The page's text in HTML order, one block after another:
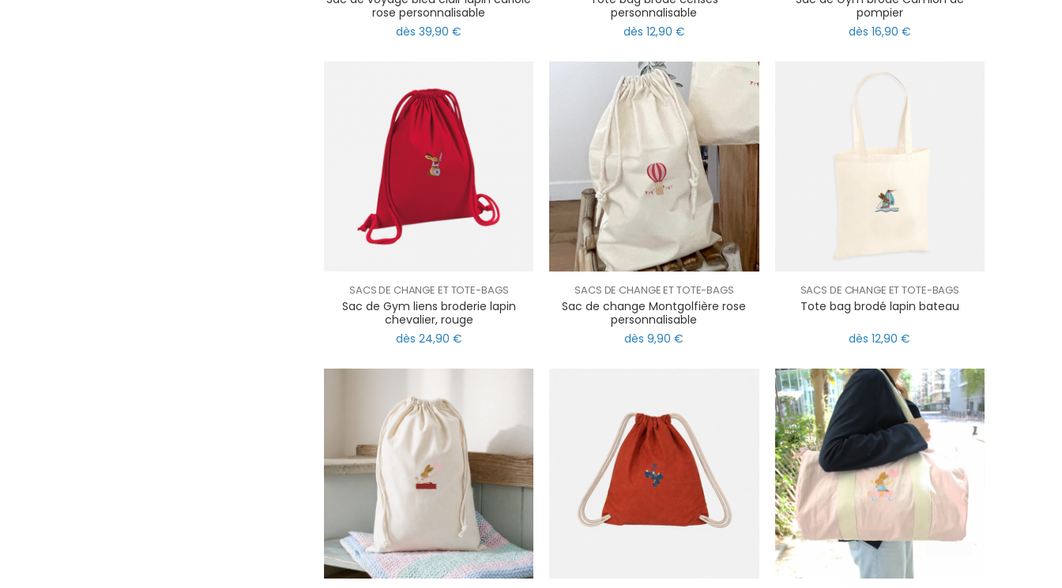
rose personnalisable
dès 39,90 €
personnalisable
dès 12,90 €
pompier
dès 16,90 €
SACS DE CHANGE ET TOTE-BAGS
Sac de Gym liens broderie lapin
chevalier, rouge
dès 24,90 €
SACS DE CHANGE ET TOTE-BAGS
Sac de change Montgolfière rose
personnalisable
dès 9,90 €
SACS DE CHANGE ET TOTE-BAGS
Tote bag brodé lapin bateau
dès 12,90 €